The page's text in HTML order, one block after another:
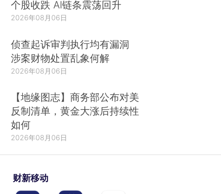
个股收跌 AI链条震荡回升
2026年08月06日
侦查起诉审判执行均有漏洞
涉案财物处置乱象何解
2026年08月06日
【地缘图志】商务部公布对美
反制清单，黄金大涨后持续性
如何
2026年08月06日
财新移动